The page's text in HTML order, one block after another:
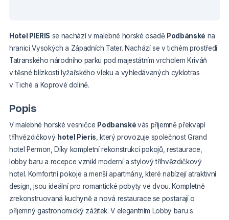
Hotel PIERIS se nachází v malebné horské osadě Podbánské na
hranici Vysokých a Západních Tater. Nachází se v tichém prostředí
Tatranského národního parku pod majestátním vrcholem Kriváň
v těsné blízkosti lyžařského vleku a vyhledávaných cyklotras
v Tiché a Koprové dolině.
Popis
V malebné horské vesničce Podbanskévás příjemně překvapí
tříhvězdičkový hotel Pieris , který provozuje společnost Grand
hotel Permon, Díky kompletní rekonstrukci pokojů, restaurace,
lobby baru a recepce vznikl moderní a stylový tříhvězdičkový
hotel. Komfortní pokoje a menší apartmány, které nabízejí atraktivní
design, jsou ideální pro romantické pobyty ve dvou. Kompletně
zrekonstruovaná kuchyně a nová restaurace se postarají o
příjemný gastronomický zážitek. V elegantním Lobby baru s